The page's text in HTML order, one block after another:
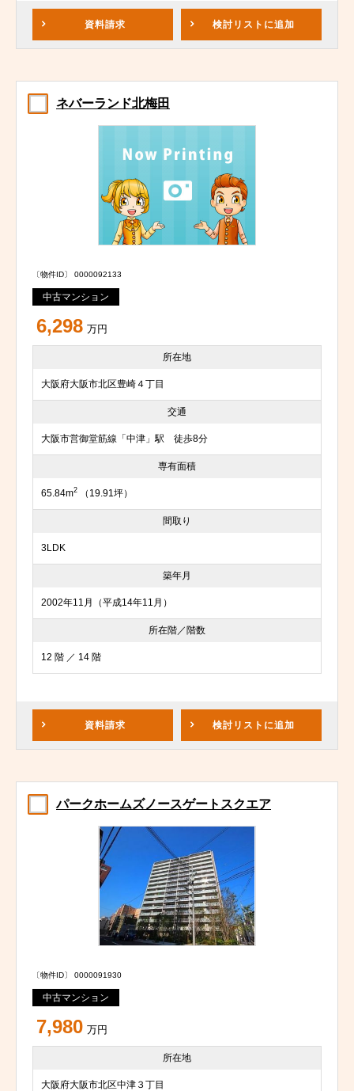
資料請求 検討リスト に追加
ネバーランド北梅田
〔物件ID〕 0000092133
中古マンション
6,298 万円
所在地
大阪府大阪市北区豊崎４丁目
交通
大阪市営御堂筋線「中津」駅 徒歩8分
専有面積
65.84m2 （19.91坪）
間取り
3LDK
築年月
2002年11月（平成14年11月）
所在階／階数
12 階 ／ 14 階
資料請求 検討リスト に追加
パークホームズノースゲートスクエア
〔物件ID〕 0000091930
中古マンション
7,980 万円
所在地
大阪府大阪市北区中津３丁目